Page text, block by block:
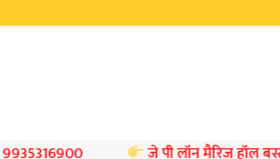
जे पी लॉन मैरिज हॉल बस्ती पर बुकिंग